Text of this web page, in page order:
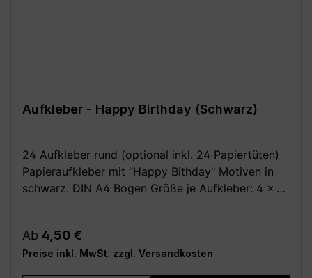
Aufkleber - Happy Birthday (Schwarz)
24 Aufkleber rund (optional inkl. 24 Papiertüten)
Papieraufkleber mit "Happy Bithday" Motiven in
schwarz. DIN A4 Bogen Größe je Aufkleber: 4 x 4
0,5 kg) aus Natron, außen leicht beschichtet Deine
Vorteile: - Kauf direkt vom Hersteller (Made in
Germany) - Einfach und schnell anzubringen
Regulärer Preis:
Ab 4,50 €
Preise inkl. MwSt. zzgl. Versandkosten